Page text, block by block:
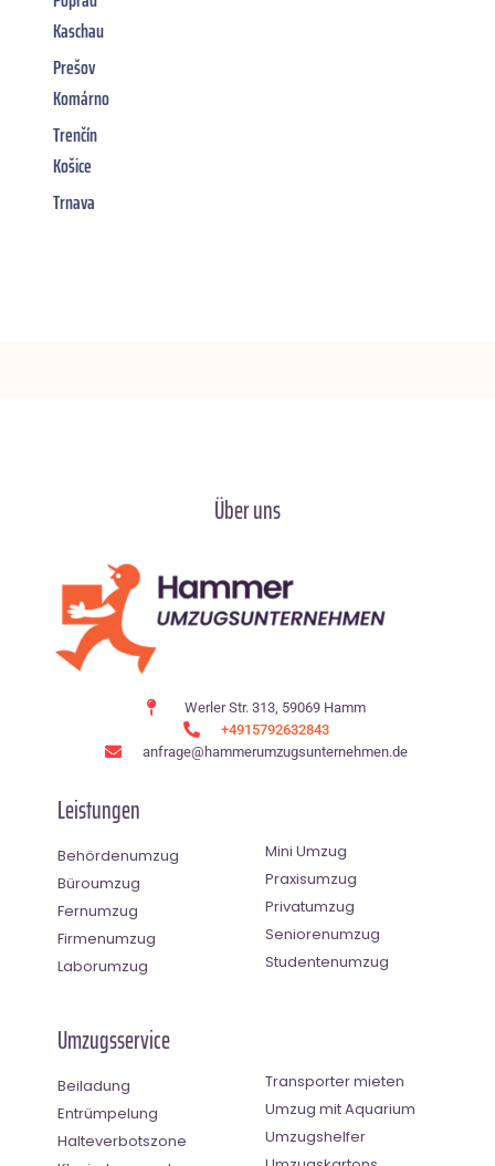
Kaschau
Prešov
Komárno
Trenčín
Košice
Trnava
Über uns
Werler Str. 313, 59069 Hamm
+4915792632843
anfrage@hammerumzugsunternehmen.de
Leistungen
Behördenumzug
Büroumzug
Fernumzug
Firmenumzug
Laborumzug
Mini Umzug
Praxisumzug
Privatumzug
Seniorenumzug
Studentenumzug
Umzugsservice
Beiladung
Entrümpelung
Halteverbotszone
Transporter mieten
Umzug mit Aquarium
Umzugshelfer